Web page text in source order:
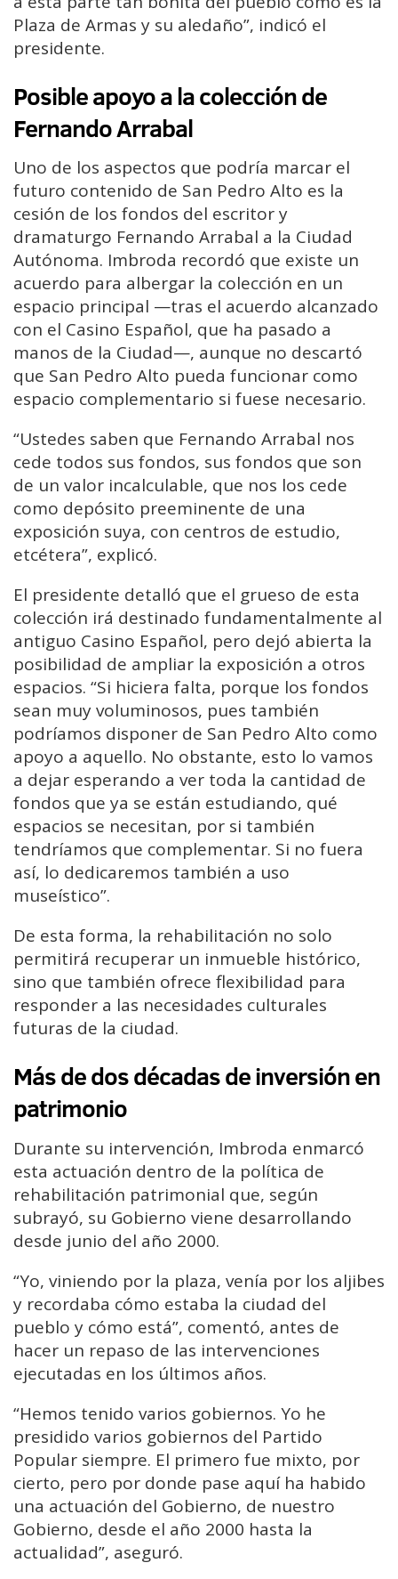
Plaza de Armas y su aledaño”, indicó el
presidente.
Posible apoyo a la colección de
Fernando Arrabal
Uno de los aspectos que podría marcar el
futuro contenido de San Pedro Alto es la
cesión de los fondos del escritor y
dramaturgo Fernando Arrabal a la Ciudad
Autónoma. Imbroda recordó que existe un
acuerdo para albergar la colección en un
espacio principal —tras el acuerdo alcanzado
con el Casino Español, que ha pasado a
manos de la Ciudad—, aunque no descartó
que San Pedro Alto pueda funcionar como
espacio complementario si fuese necesario.
“Ustedes saben que Fernando Arrabal nos
cede todos sus fondos, sus fondos que son
de un valor incalculable, que nos los cede
como depósito preeminente de una
exposición suya, con centros de estudio,
etcétera”, explicó.
El presidente detalló que el grueso de esta
colección irá destinado fundamentalmente al
antiguo Casino Español, pero dejó abierta la
posibilidad de ampliar la exposición a otros
espacios. “Si hiciera falta, porque los fondos
sean muy voluminosos, pues también
podríamos disponer de San Pedro Alto como
apoyo a aquello. No obstante, esto lo vamos
a dejar esperando a ver toda la cantidad de
fondos que ya se están estudiando, qué
espacios se necesitan, por si también
tendríamos que complementar. Si no fuera
así, lo dedicaremos también a uso
museístico”.
De esta forma, la rehabilitación no solo
permitirá recuperar un inmueble histórico,
sino que también ofrece flexibilidad para
responder a las necesidades culturales
futuras de la ciudad.
Más de dos décadas de inversión en
patrimonio
Durante su intervención, Imbroda enmarcó
esta actuación dentro de la política de
rehabilitación patrimonial que, según
subrayó, su Gobierno viene desarrollando
desde junio del año 2000.
“Yo, viniendo por la plaza, venía por los aljibes
y recordaba cómo estaba la ciudad del
pueblo y cómo está”, comentó, antes de
hacer un repaso de las intervenciones
ejecutadas en los últimos años.
“Hemos tenido varios gobiernos. Yo he
presidido varios gobiernos del Partido
Popular siempre. El primero fue mixto, por
cierto, pero por donde pase aquí ha habido
una actuación del Gobierno, de nuestro
Gobierno, desde el año 2000 hasta la
actualidad”, aseguró.